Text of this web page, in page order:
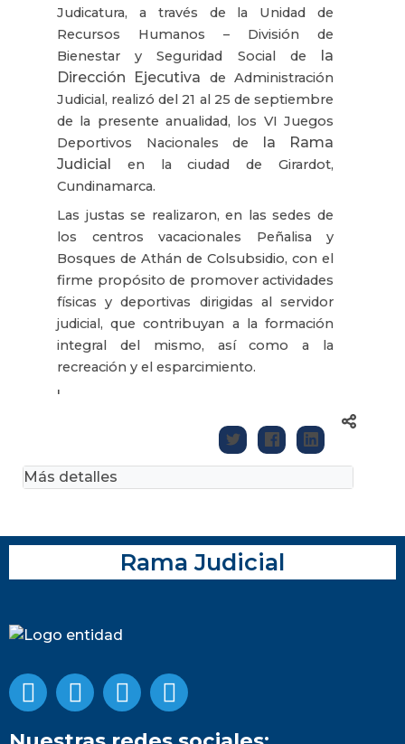
Judicatura, a través de la Unidad de
Recursos Humanos – División de
Bienestar y Seguridad Social de la
Dirección Ejecutiva de Administración
Judicial, realizó del 21 al 25 de septiembre
de la presente anualidad, los VI Juegos
Deportivos Nacionales de la Rama
Judicial en la ciudad de Girardot,
Cundinamarca.
Las justas se realizaron, en las sedes de
los centros vacacionales Peñalisa y
Bosques de Athán de Colsubsidio, con el
firme propósito de promover actividades
físicas y deportivas dirigidas al servidor
judicial, que contribuyan a la formación
integral del mismo, así como a la
recreación y el esparcimiento.
'
Más detalles
Rama Judicial